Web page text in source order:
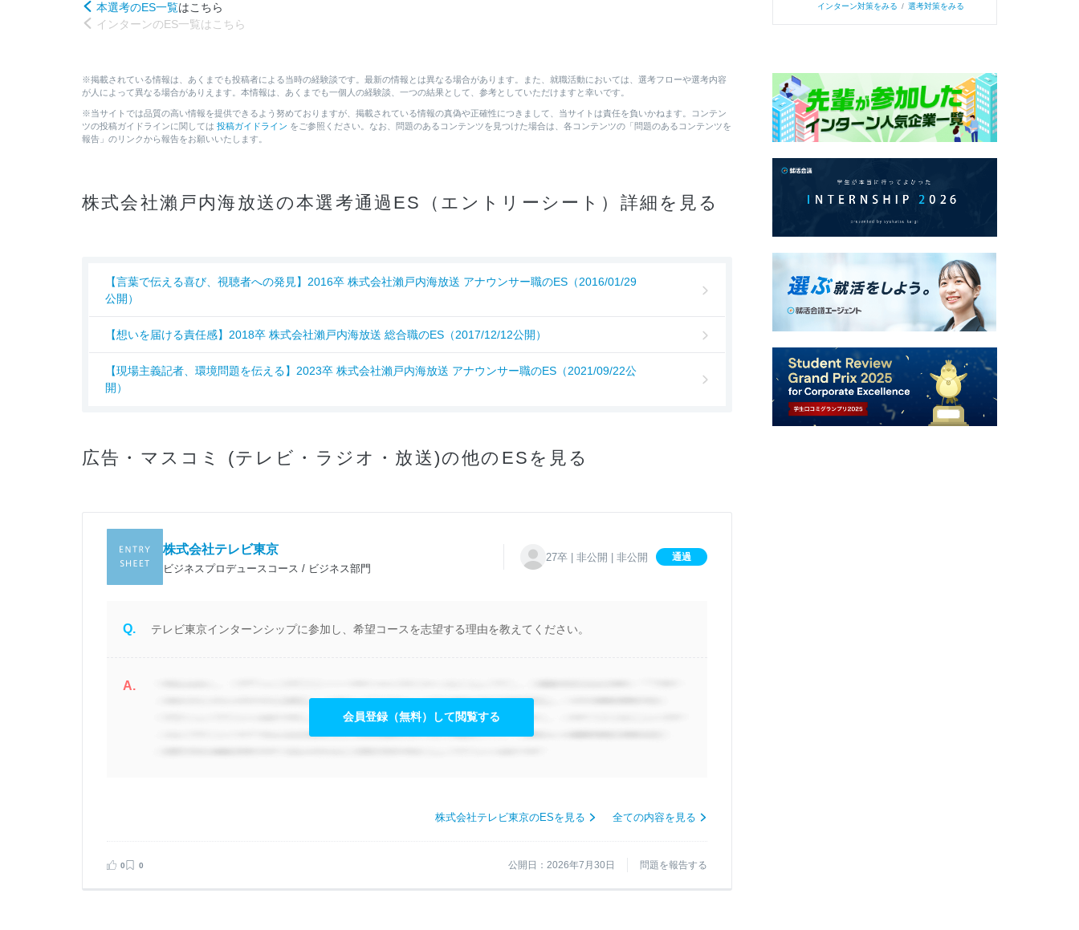
本選考のES一覧はこちら
インターンのES一覧はこちら
※掲載されている情報は、あくまでも投稿者による当時の経験談です。最新の情報とは異なる場合があります。また、就職活動においては、選考フローや選考内容
が人によって異なる場合がありえます。本情報は、あくまでも一個人の経験談、一つの結果として、参考としていただけますと幸いです。
※当サイトでは品質の高い情報を提供できるよう努めておりますが、掲載されている情報の真偽や正確性につきまして、当サイトは責任を負いかねます。コンテン
ツの投稿ガイドラインに関しては 投稿ガイドライン をご参照ください。なお、問題のあるコンテンツを見つけた場合は、各コンテンツの「問題のあるコンテンツを
報告」のリンクから報告をお願いいたします。
株式会社瀨戸内海放送の本選考通過ES（エントリーシート）詳細を見る
【言葉で伝える喜び、視聴者への発見】2016卒 株式会社瀨戸内海放送 アナウンサー職のES（2016/01/29
公開）
【想いを届ける責任感】2018卒 株式会社瀨戸内海放送 総合職のES（2017/12/12公開）
【現場主義記者、環境問題を伝える】2023卒 株式会社瀨戸内海放送 アナウンサー職のES（2021/09/22公
開）
広告・マスコミ (テレビ・ラジオ・放送)の他のESを見る
株式会社テレビ東京
ビジネスプロデュースコース / ビジネス部門
27卒 | 非公開 | 非公開 通過
Q. テレビ東京インターンシップに参加し、希望コースを志望する理由を教えてください。
A.
会員登録（無料）して閲覧する
株式会社テレビ東京のESを見る 全ての内容を見る
0 0 公開日：2026年7月30日 問題を報告する
インターン対策をみる / 選考対策をみる